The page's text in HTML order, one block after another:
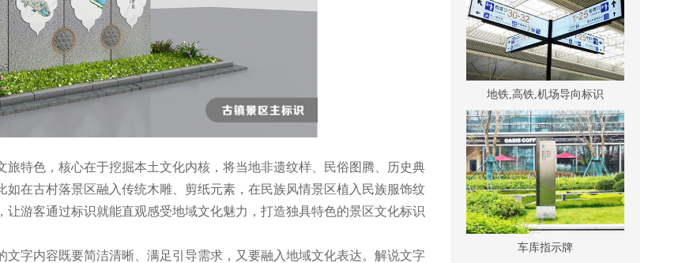
特色，核心在于挖掘本土文化内核，将当地非遗纹样、民俗图腾、历史典
在古村落景区融入传统木雕、剪纸元素，在民族风情景区植入民族服饰纹
游客通过标识就能直观感受地域文化魅力，打造独具特色的景区文化标识
字内容既要简洁清晰、满足引导需求，又要融入地域文化表达。解说文字
地铁,高铁,机场导向标识
车库指示牌